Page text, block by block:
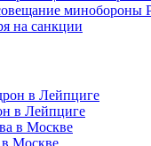
минобороны
на санкции
в Лейпциге
в Москве